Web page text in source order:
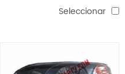
cabeza negra lampara led
Seleccionar